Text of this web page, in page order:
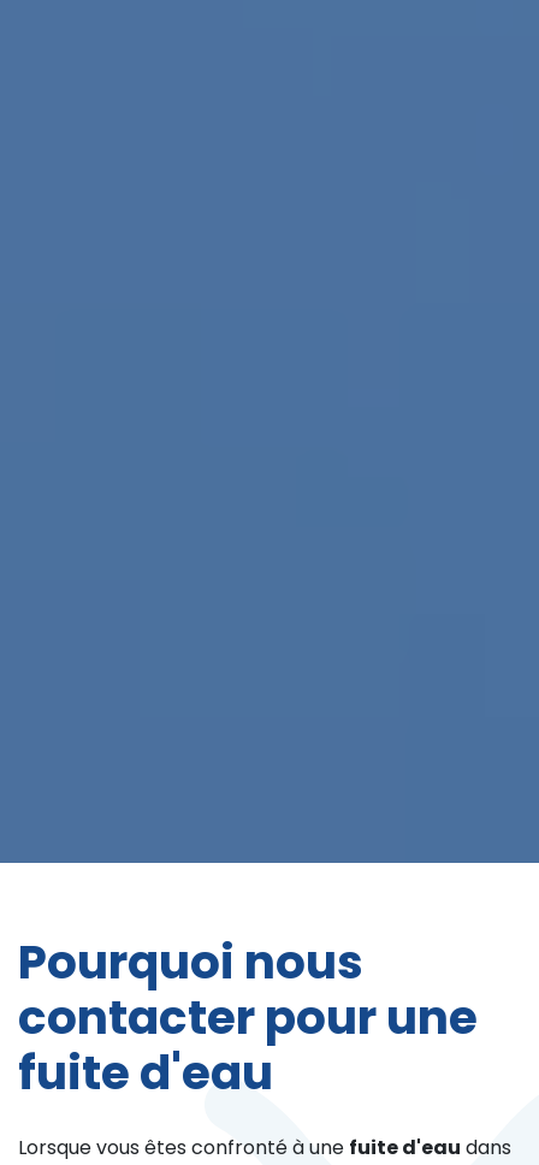
Pourquoi nous
contacter pour une
fuite d'eau
Lorsque vous êtes confronté à une fuite d'eau dans